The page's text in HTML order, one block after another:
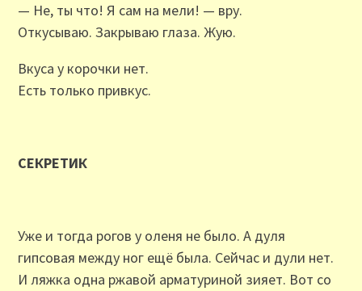
— Не, ты что! Я сам на мели! — вру.
Откусываю. Закрываю глаза. Жую.
Вкуса у корочки нет.
Есть только привкус.
СЕКРЕТИК
Уже и тогда рогов у оленя не было. А дуля
гипсовая между ног ещё была. Сейчас и дули нет.
И ляжка одна ржавой арматуриной зияет. Вот со